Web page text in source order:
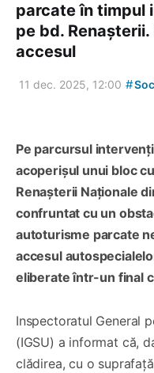
parcate în timpul
pe bd.
accesul
11 dec. 2025, 12:00 #
Pe parcursul
acoperișul unui bloc
Renașterii Naționale
confruntat cu un
autoturisme parcate
accesul
eliberate într-un final
Inspectoratul General
(IGSU) a informat că,
clădirea, cu o